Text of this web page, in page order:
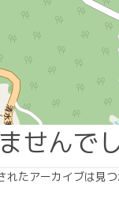
ませんで
れたアーカイブは見つ